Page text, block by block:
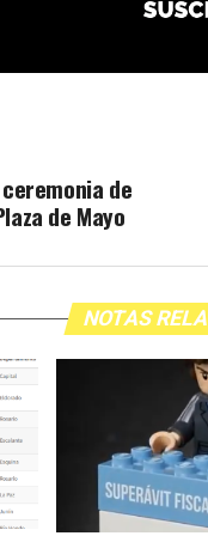
de
de Mayo
NOTAS